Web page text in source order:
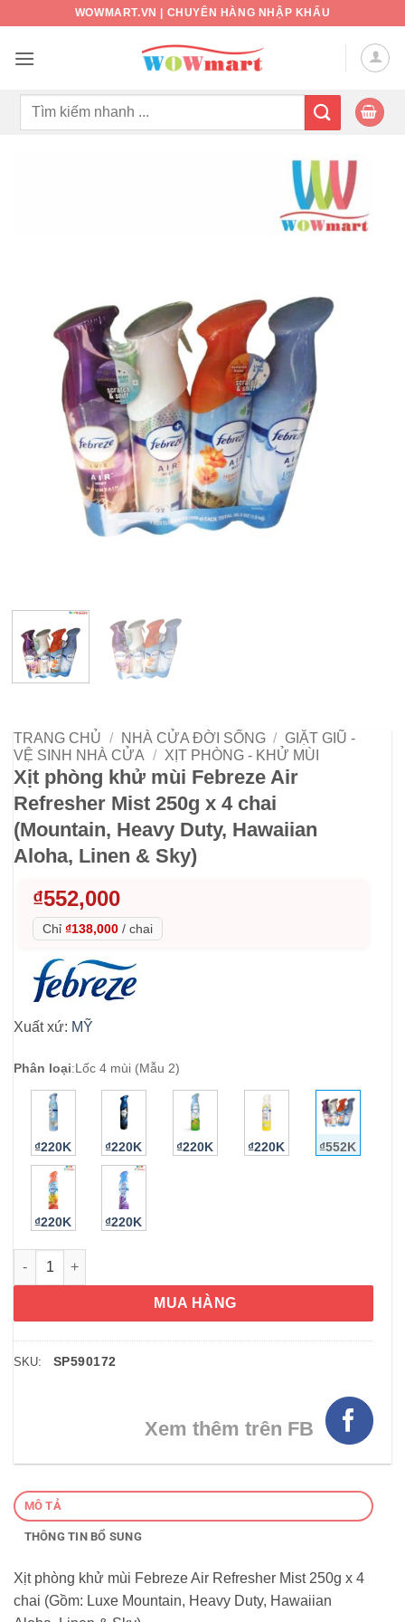
nội
WOWMART.VN | CHUYÊN HÀNG NHẬP KHẨU
Tìm
TRANG CHỦ / NHÀ CỬA ĐỜI SỐNG / GIẶT GIŨ -
VỆ SINH NHÀ CỬA / XỊT PHÒNG - KHỬ MÙI
Xịt phòng khử mùi Febreze Air
Refresher Mist 250g x 4 chai
(Mountain, Heavy Duty, Hawaiian
Aloha, Linen & Sky)
₫552,000
Chỉ ₫138,000 / chai
Xuất xứ: MỸ
Phân loại:Lốc 4 mùi (Mẫu 2)
₫220K ₫220K ₫220K ₫220K ₫552K
₫220K ₫220K
Xịt phòng khử mùi Febreze Air Refresher Mist 250g x 4 chai
MUA HÀNG
SKU: SP590172
Xem thêm trên FB
MÔ TẢ
THÔNG TIN BỔ SUNG
Xịt phòng khử mùi Febreze Air Refresher Mist 250g x 4
chai (Gồm: Luxe Mountain, Heavy Duty, Hawaiian